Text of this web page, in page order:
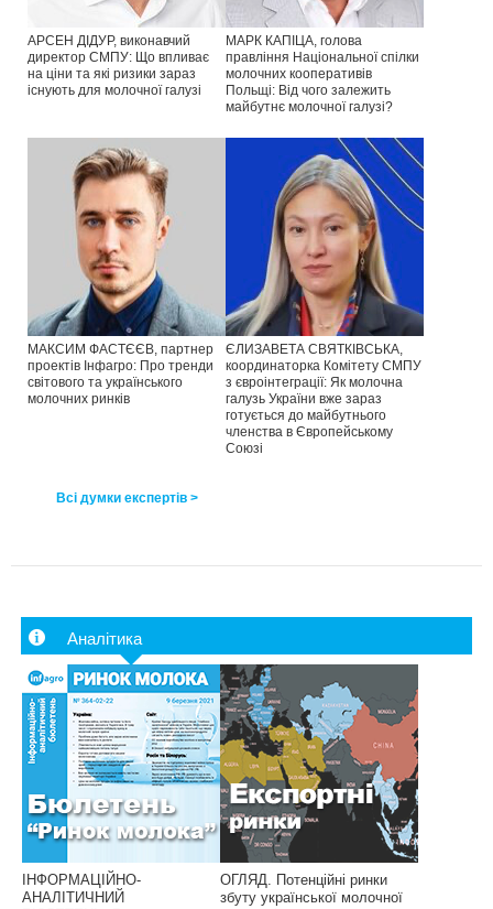
АРСЕН ДІДУР, виконавчий
директор СМПУ: Що впливає
на ціни та які ризики зараз
існують для молочної галузі
МАРК КАПІЦА, голова
правління Національної спілки
молочних кооперативів
Польщі: Від чого залежить
майбутнє молочної галузі?
МАКСИМ ФАСТЄЄВ, партнер
проектів Інфагро: Про тренди
світового та українського
молочних ринків
ЄЛИЗАВЕТА СВЯТКІВСЬКА,
координаторка Комітету СМПУ
з євроінтеграції: Як молочна
галузь України вже зараз
готується до майбутнього
членства в Європейському
Союзі
Всі думки експертів >
Аналітика
ІНФОРМАЦІЙНО-
АНАЛІТИЧНИЙ
ОГЛЯД. Потенційні ринки
збуту української молочної